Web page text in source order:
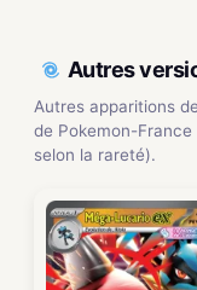
Autres
Autres apparitions de
de Pokemon-
selon la rareté).